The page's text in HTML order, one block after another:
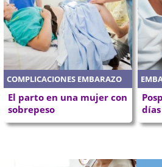
COMPLICACIONES EMBARAZO
El parto en una mujer con
sobrepeso